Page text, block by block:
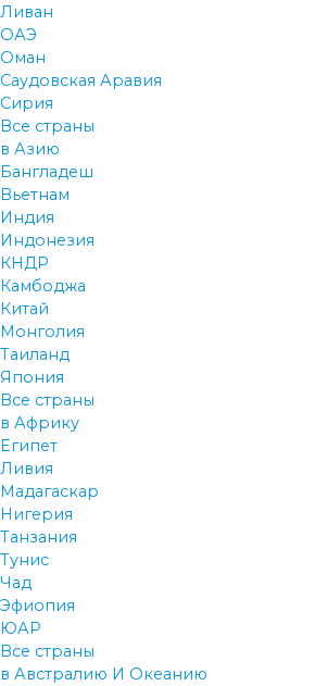
Ливан
ОАЭ
Оман
Саудовская Аравия
Сирия
Все страны
в Азию
Бангладеш
Вьетнам
Индия
Индонезия
КНДР
Камбоджа
Китай
Монголия
Таиланд
Япония
Все страны
в Африку
Египет
Ливия
Мадагаскар
Нигерия
Танзания
Тунис
Чад
Эфиопия
ЮАР
Все страны
в Австралию И Океанию